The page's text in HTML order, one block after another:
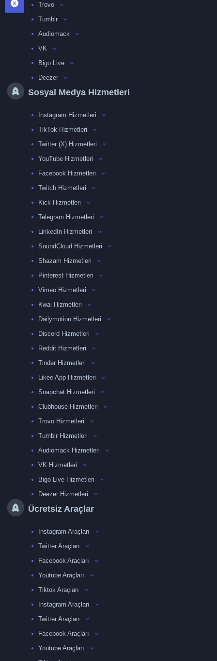
Trovo
Tumblr
Audiomack
VK
Bigo Live
Deezer
Sosyal Medya Hizmetleri
Instagram Hizmetleri
TikTok Hizmetleri
Twitter (X) Hizmetleri
YouTube Hizmetleri
Facebook Hizmetleri
Twitch Hizmetleri
Kick Hizmetleri
Telegram Hizmetleri
LinkedIn Hizmetleri
SoundCloud Hizmetleri
Shazam Hizmetleri
Pinterest Hizmetleri
Vimeo Hizmetleri
Kwai Hizmetleri
Dailymotion Hizmetleri
Discord Hizmetleri
Reddit Hizmetleri
Tinder Hizmetleri
Likee App Hizmetleri
Snapchat Hizmetleri
Clubhouse Hizmetleri
Trovo Hizmetleri
Tumblr Hizmetleri
Audiomack Hizmetleri
VK Hizmetleri
Bigo Live Hizmetleri
Deezer Hizmetleri
Ücretsiz Araçlar
Instagram Araçları
Twitter Araçları
Facebook Araçları
Youtube Araçları
Tiktok Araçları
Instagram Araçları
Twitter Araçları
Facebook Araçları
Youtube Araçları